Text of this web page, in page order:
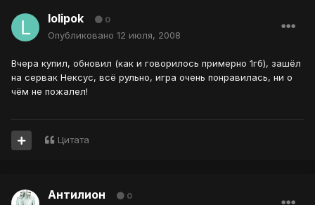
lolipok 0
Опубликовано 12 июля, 2008
Вчера купил, обновил (как и говорилось примерно 1гб), зашёл
на сервак Нексус, всё рульно, игра очень понравилась, ни о
чём не пожалел!
Цитата
Антилион 0